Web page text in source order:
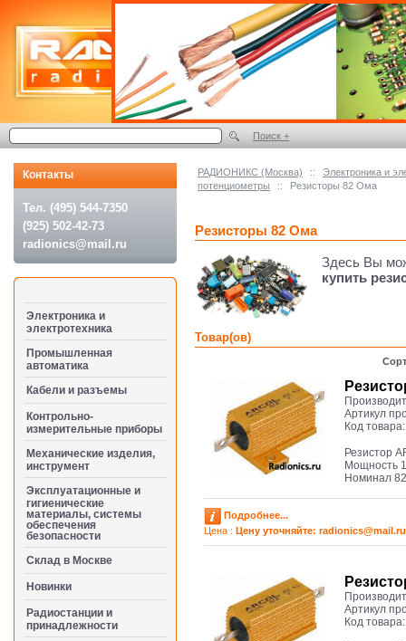
РАДИОНИКС (Москва) ::
Электроника и
потенциометры
:: Резисторы 82 Ома
Резисторы 82 Ома
Здесь Вы
купить
Товар(ов)
Артикул
Код
Резистор
Мощность
Номинал
Подробнее...
Цена : Цену уточняйте: radioniсs@mail.ru
Артикул
Код
Контакты
Тел. (495) 544-7350
(925) 502-42-73
radionics@mail.ru
Электроника и
электротехника
Промышленная
автоматика
Кабели и разъемы
Контрольно-
измерительные приборы
Механические изделия,
инструмент
Эксплуатационные и
гигиенические
материалы, системы
обеспечения
безопасности
Cклад в Москве
Новинки
Радиостанции и
принадлежности
Поиск +